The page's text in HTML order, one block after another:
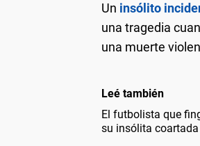
Un insólito
una tragedia
una muerte
Leé también
El futbolista que
su insólita coartada